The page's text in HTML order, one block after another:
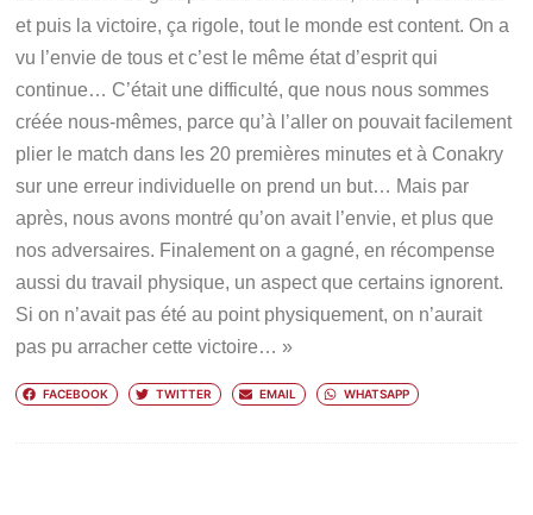
et puis la victoire, ça rigole, tout le monde est content. On a
vu l’envie de tous et c’est le même état d’esprit qui
continue… C’était une difficulté, que nous nous sommes
créée nous-mêmes, parce qu’à l’aller on pouvait facilement
plier le match dans les 20 premières minutes et à Conakry
sur une erreur individuelle on prend un but… Mais par
après, nous avons montré qu’on avait l’envie, et plus que
nos adversaires. Finalement on a gagné, en récompense
aussi du travail physique, un aspect que certains ignorent.
Si on n’avait pas été au point physiquement, on n’aurait
pas pu arracher cette victoire… »
FACEBOOK TWITTER EMAIL WHATSAPP